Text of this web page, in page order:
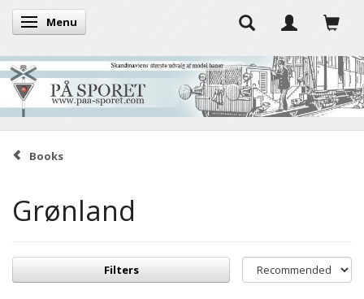
Toggle navigation
Menu
Books
Grønland
Filters